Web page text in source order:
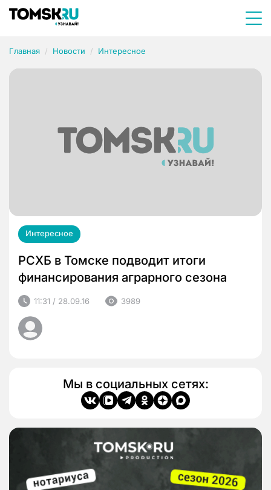
Главная Новости Интересное
Интересное
РСХБ в Томске подводит итоги
финансирования аграрного сезона
11:31 / 28.09.16 3989
Мы в социальных сетях: